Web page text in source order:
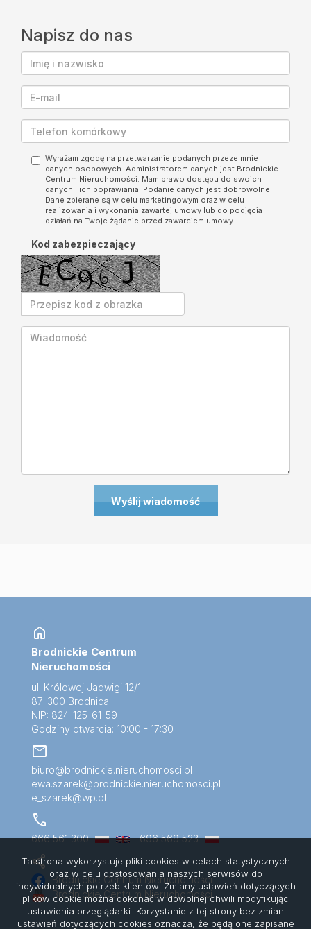
Napisz do nas
Wyrażam zgodę na przetwarzanie podanych przeze mnie
danych osobowych. Administratorem danych jest Brodnickie
Centrum Nieruchomości. Mam prawo dostępu do swoich
danych i ich poprawiania. Podanie danych jest dobrowolne.
Dane zbierane są w celu marketingowym oraz w celu
realizowania i wykonania zawartej umowy lub do podjęcia
działań na Twoje żądanie przed zawarciem umowy.
Kod zabezpieczający
home
Brodnickie Centrum
Nieruchomości
ul. Królowej Jadwigi 12/1
87-300 Brodnica
NIP: 824-125-61-59
Godziny otwarcia: 10:00 - 17:30
mail
biuro@brodnickie.nieruchomosci.pl
ewa.szarek@brodnickie.nieruchomosci.pl
e_szarek@wp.pl
call
666 561 300 | 696 569 523
share
Brodnickie Centrum Nieruchomości
Brodnickie Centrum Nieruchomości
Ta strona wykorzystuje pliki cookies w celach statystycznych
oraz w celu dostosowania naszych serwisów do
indywidualnych potrzeb klientów. Zmiany ustawień dotyczących
plików cookie można dokonać w dowolnej chwili modyfikując
ustawienia przeglądarki. Korzystanie z tej strony bez zmian
ustawień dotyczących cookies oznacza, że będą one zapisane